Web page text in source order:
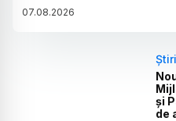
07.08.2026
și
de